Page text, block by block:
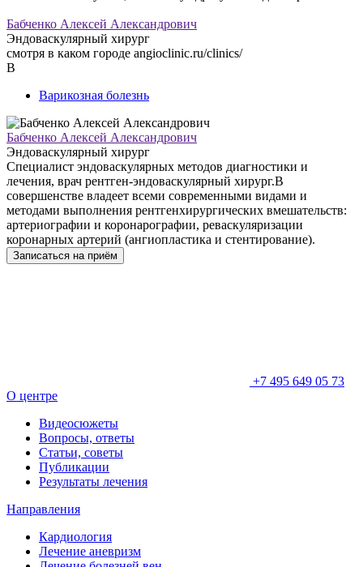
Бабченко Алексей Александрович
Эндоваскулярный хирург
смотря в каком городе angioclinic.ru/clinics/
В
Варикозная болезнь
Бабченко Алексей Александрович
Эндоваскулярный хирург
Специалист эндоваскулярных методов диагностики и
лечения, врач рентген-эндоваскулярный хирург.В
совершенстве владеет всеми современными видами и
методами выполнения рентгенхирургических вмешательств:
артериографии и коронарографии, реваскуляризации
коронарных артерий (ангиопластика и стентирование).
Записаться на приём
+7 495 649 05 73
О центре
Видеосюжеты
Вопросы, ответы
Статьи, советы
Публикации
Результаты лечения
Направления
Кардиология
Лечение аневризм